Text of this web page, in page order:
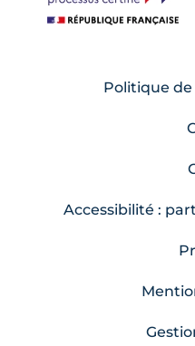
Politique
Accessibilité :